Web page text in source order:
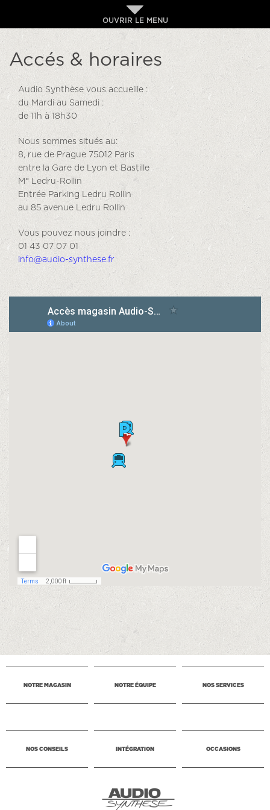
OUVRIR LE MENU
Accés & horaires
Audio Synthèse vous accueille :
du Mardi au Samedi :
de 11h à 18h30
Nous sommes situés au:
8, rue de Prague 75012 Paris
entre la Gare de Lyon et Bastille
M° Ledru-Rollin
Entrée Parking Ledru Rollin
au 85 avenue Ledru Rollin
Vous pouvez nous joindre :
01 43 07 07 01
info@audio-synthese.fr
NOTRE MAGASIN NOTRE ÉQUIPE NOS SERVICES
NOS CONSEILS INTÉGRATION OCCASIONS